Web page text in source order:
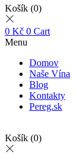
Košík (0)
0 Kč 0 Cart
Menu
Domov
Naše Vína
Blog
Kontakty
Pereg.sk
Košík (0)